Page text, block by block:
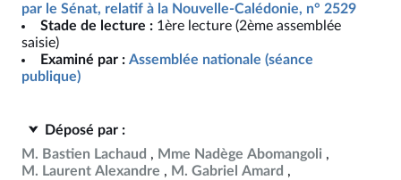
par le Sénat, relatif à la Nouvelle-Calédonie, n° 2529
Stade de lecture : 1ère lecture (2ème assemblée
saisie)
Examiné par : Assemblée nationale (séance
publique)
Déposé par :
M. Bastien Lachaud
Mme Nadège Abomangoli
M. Laurent Alexandre
M. Gabriel Amard